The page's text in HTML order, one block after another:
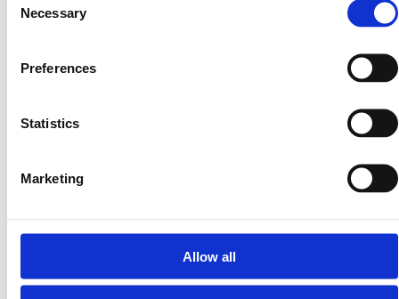
Selection
Necessary
Preferences
Statistics
Marketing
Allow all